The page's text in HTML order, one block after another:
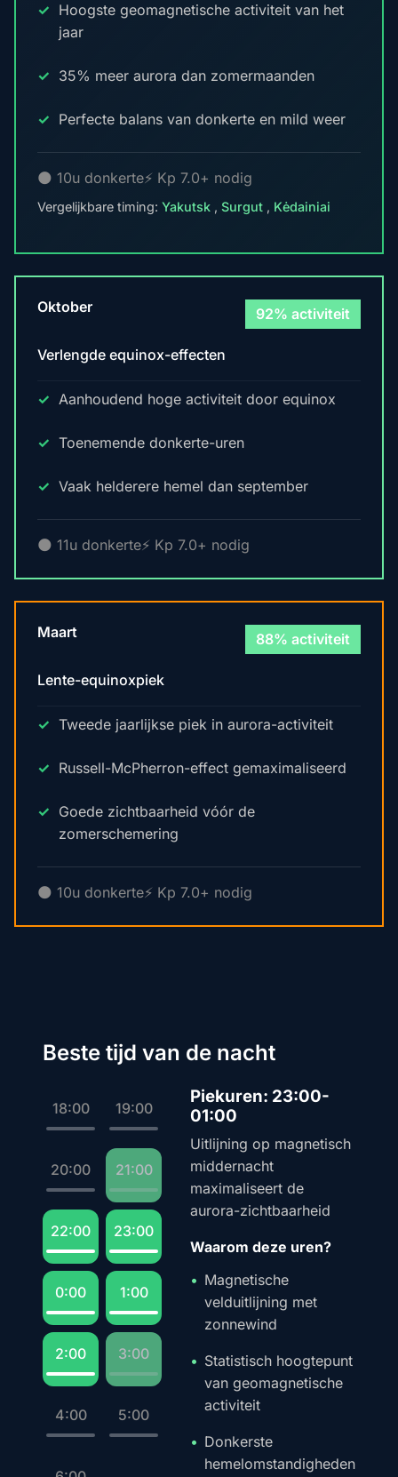
Hoogste geomagnetische activiteit van het
jaar
35% meer aurora dan zomermaanden
Perfecte balans van donkerte en mild weer
🌑 10u donkerte⚡ Kp 7.0+ nodig
Vergelijkbare timing: Yakutsk , Surgut , Kėdainiai
Oktober 92% activiteit
Verlengde equinox-effecten
Aanhoudend hoge activiteit door equinox
Toenemende donkerte-uren
Vaak helderere hemel dan september
🌑 11u donkerte⚡ Kp 7.0+ nodig
Maart 88% activiteit
Lente-equinoxpiek
Tweede jaarlijkse piek in aurora-activiteit
Russell-McPherron-effect gemaximaliseerd
Goede zichtbaarheid vóór de
zomerschemering
🌑 10u donkerte⚡ Kp 7.0+ nodig
Beste tijd van de nacht
18:00 19:00
20:00 21:00
22:00 23:00
0:00 1:00
2:00 3:00
4:00 5:00
Piekuren: 23:00-
01:00
Uitlijning op magnetisch
middernacht
maximaliseert de
aurora-zichtbaarheid
Waarom deze uren?
Magnetische
velduitlijning met
zonnewind
Statistisch hoogtepunt
van geomagnetische
activiteit
Donkerste
hemelomstandigheden